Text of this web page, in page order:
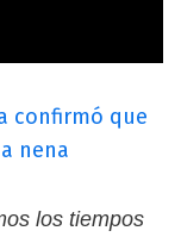
confirmó que
nena
los tiempos